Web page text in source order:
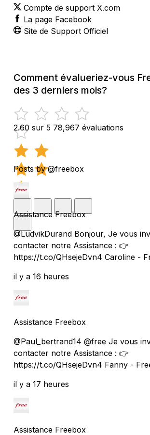
Compte de support X.com
La page Facebook
Site de Support Officiel
Comment évalueriez-vous
des 3 derniers mois?
2.60 sur 5 78,967 évaluations
Posts by @freebox
Assistance Freebox
@LudvikDurand Bonjour, Je vous
contacter notre Assistance : 👉
https://t.co/QHsejeDvn4 Caroline -
il y a 16 heures
Assistance Freebox
@Paul_bertrand14 @free Je vous
contacter notre Assistance : 👉
https://t.co/QHsejeDvn4 Fanny -
il y a 17 heures
Assistance Freebox